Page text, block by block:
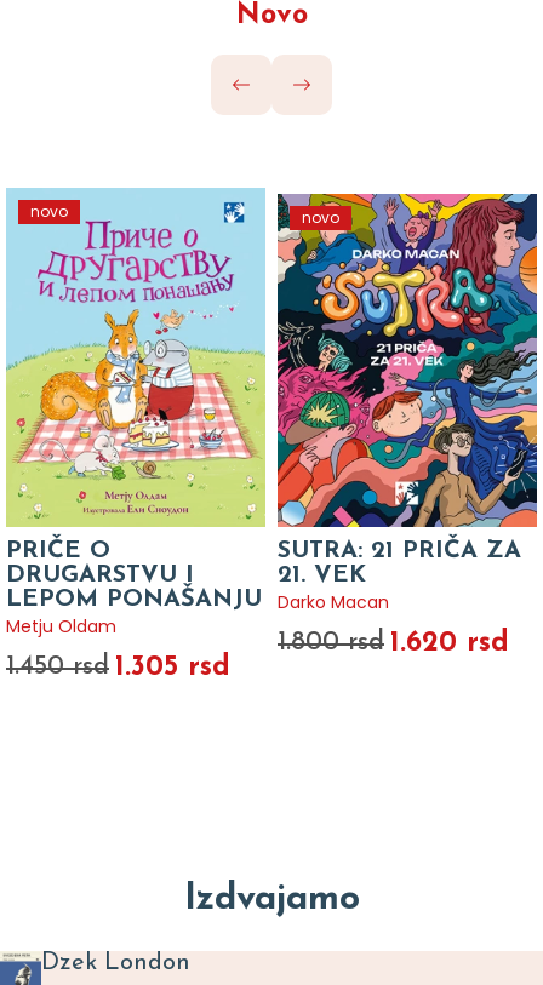
Novo
novo
PRIČE O
DRUGARSTVU I
LEPOM PONAŠANJU
Metju Oldam
1.450 rsd 1.305 rsd
novo
SUTRA: 21 PRIČA ZA
21. VEK
Darko Macan
1.800 rsd 1.620 rsd
Izdvajamo
Dzek London